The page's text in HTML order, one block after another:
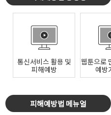
통신서비스 활용 및
피해예방
웹툰으로
예방
피해예방법 메뉴얼